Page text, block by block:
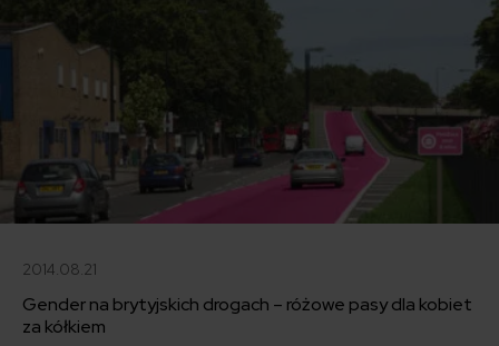
2014.08.21
Gender na brytyjskich drogach – różowe pasy dla kobiet
za kółkiem